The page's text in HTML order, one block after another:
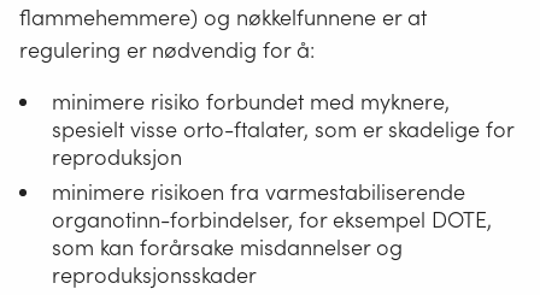
flammehemmere) og nøkkelfunnene er at
regulering er nødvendig for å:
minimere risiko forbundet med myknere,
spesielt visse orto-ftalater, som er skadelige for
reproduksjon
minimere risikoen fra varmestabiliserende
organotinn-forbindelser, for eksempel DOTE,
som kan forårsake misdannelser og
reproduksjonsskader